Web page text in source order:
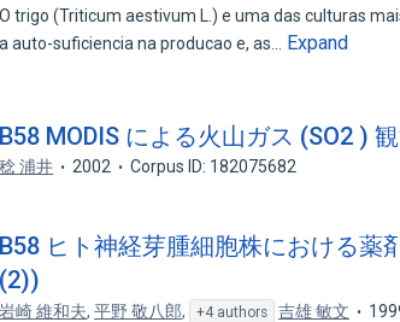
O trigo (Triticum aestivum L.) e uma das culturas
a auto-suficiencia na producao e, as…
Expand
B58 MODIS による火山ガス (SO2 )
稔 浦井 2002 Corpus ID: 182075682
B58 ヒト神経芽腫細胞株における薬
(2))
岩崎 維和夫,平野 敬八郎, +4 authors 吉雄 敏文